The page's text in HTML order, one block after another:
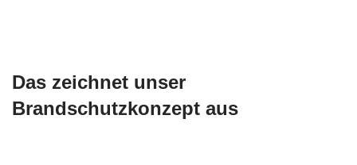
Das zeichnet unser
Brandschutzkonzept aus